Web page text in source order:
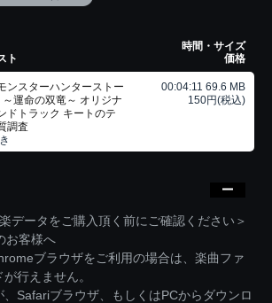
ト
時間・サイズ
価格
ンスターハンターストー
運命の双竜～ オリジナ
ドトラック キートのテ
調査
00:04:11 69.6 MB
150円(税込)
ータをご購入頂く前にご確認ください＞
お客様へ
ブラウザをご利用の場合は、楽曲ファ
行えません。
Safariブラウザ、もしくはPCからダウンロ